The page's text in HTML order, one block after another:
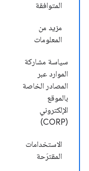
المتوافقة
مزيد من
المعلومات
سياسة مشاركة
الموارد عبر
المصادر الخاصة
بالموقع
الإلكتروني
(CORP)
الاستخدامات
المقترَحة